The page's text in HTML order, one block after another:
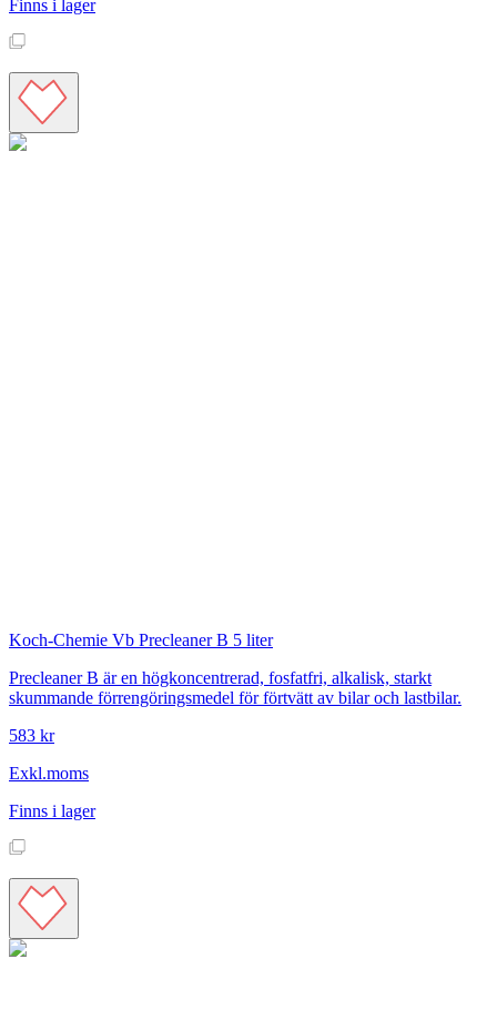
Finns i lager
Koch-Chemie Vb Precleaner B 5 liter
Precleaner B är en högkoncentrerad, fosfatfri, alkalisk, starkt
skummande förrengöringsmedel för förtvätt av bilar och lastbilar.
583 kr
Exkl.moms
Finns i lager